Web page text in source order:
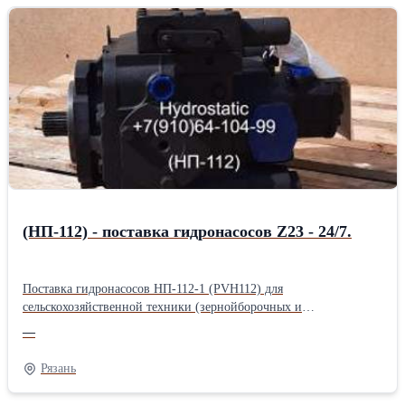
насосами PVH112 с шестеренными - GP2.5K20R,
GP2.5K25/2K10L, GP2.5K25/1K3.2L а также другими. Основной
гидронасос (23 шлица) соединяется переходной муфтой. В
состав ГСТ Полесье входит гидромотор MFH112 реверсный, с
наличием клапанной коробки. Основной гидромотор имеет 23
шлица. Соединяется переходной муфтой. Крепление шланг РВД
- М12. Рабочий объем гидронасоса и гидромотора ГСТ Полесье -
112 см3. Максимальное давление дренажа - 0,25 МПа Агрегаты в
наличии. Экспресс поставка ГСТ Полесье для
сельскохозяйственной техники фермерских хозяйств - 24/7.ГСТ
Полесье: (ГСТ-112) Длина: 60 см Ширина: 35 см Высота: 65 см
(НП-112) - поставка гидронасосов Z23 - 24/7.
Поставка гидронасосов НП-112-1 (PVH112) для
сельскохозяйственной техники (зернойборочных и
мульчеров), а так же автобетоносмесителей с бочкой большого
объема. НП-112-1 (PVH 112/MH1 R1D1A A1A1 ABN) - правое
вращение, 23 шлица. НП-112-1 (PVH 112/MH1 L1D1A A1A1
ABN) - левое вращение, 23 шлица. Гидронасосы НП-112
—
Рязань